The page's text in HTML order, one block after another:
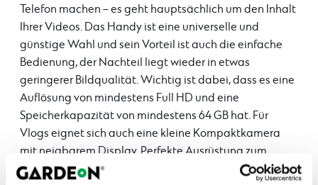
Telefon machen – es geht hauptsächlich um den Inhalt
Ihrer Videos. Das Handy ist eine universelle und
günstige Wahl und sein Vorteil ist auch die einfache
Bedienung, der Nachteil liegt wieder in etwas
geringerer Bildqualität. Wichtig ist dabei, dass es eine
Auflösung von mindestens Full HD und eine
Speicherkapazität von mindestens 64 GB hat. Für
Vlogs eignet sich auch eine kleine Kompaktkamera
mit neigbarem Display. Perfekte Ausrüstung zum
Aufnehmen von Videos auf YouTube in einem Studio